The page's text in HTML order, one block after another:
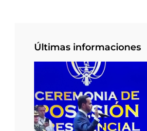
Últimas informaciones